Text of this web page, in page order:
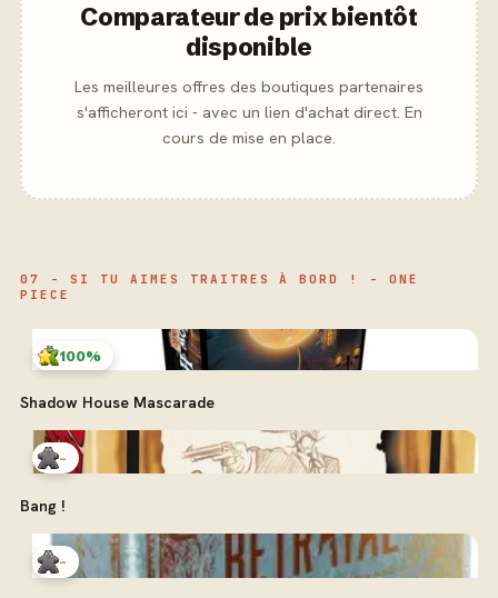
Comparateur de prix bientôt
disponible
Les meilleures offres des boutiques partenaires
s'afficheront ici - avec un lien d'achat direct. En
cours de mise en place.
07 - SI TU AIMES TRAITRES À BORD ! - ONE
PIECE
100%
Shadow House Mascarade
-
Bang !
-